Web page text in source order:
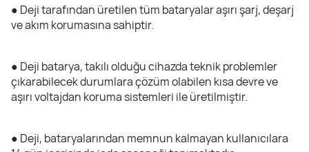
● Deji tarafından üretilen tüm bataryalar aşırı şarj, deşarj
ve akım korumasına sahiptir.
● Deji batarya, takılı olduğu cihazda teknik problemler
çıkarabilecek durumlara çözüm olabilen kısa devre ve
aşırı voltajdan koruma sistemleri ile üretilmiştir.
● Deji, bataryalarından memnun kalmayan kullanıcılara